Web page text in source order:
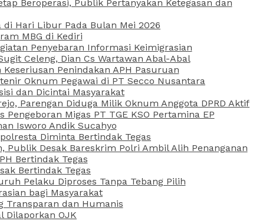
Beroperasi, Publik Pertanyakan Ketegasan dan
Hari Libur Pada Bulan Mei 2026
MBG di Kediri
Penyebaran Informasi Keimigrasian
Celeng, Dian Cs Wartawan Abal-Abal
Penindakan APH Pasuruan
Oknum Pegawai di PT Secco Nusantara
dan Dicintai Masyarakat
Parengan Diduga Milik Oknum Anggota DPRD Aktif
Migas PT TGE KSO Pertamina EP
Isworo Andik Sucahyo
Diminta Bertindak Tegas
Desak Bareskrim Polri Ambil Alih Penanganan
Bertindak Tegas
Bertindak Tegas
Pelaku Diproses Tanpa Tebang Pilih
bagi Masyarakat
Transparan dan Humanis
Dilaporkan OJK